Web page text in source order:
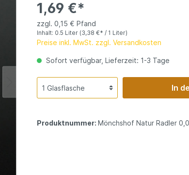
1,69 €*
zzgl. 0,15 € Pfand
Inhalt: 0.5 Liter (3,38 €* / 1 Liter)
Preise inkl. MwSt. zzgl. Versandkosten
Sofort verfügbar, Lieferzeit: 1-3 Tage
In
Produktnummer: Mönchshof Natur Radler